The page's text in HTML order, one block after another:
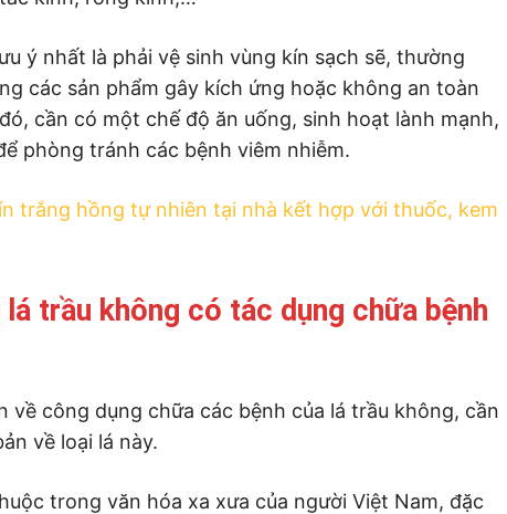
ý nhất là phải vệ sinh vùng kín sạch sẽ, thường
các sản phẩm gây kích ứng hoặc không an toàn
cần có một chế độ ăn uống, sinh hoạt lành mạnh,
phòng tránh các bệnh viêm nhiễm.
trắng hồng tự nhiên tại nhà kết hợp với thuốc, kem
trầu không có tác dụng chữa bệnh
về công dụng chữa các bệnh của lá trầu không, cần
về loại lá này.
trong văn hóa xa xưa của người Việt Nam, đặc